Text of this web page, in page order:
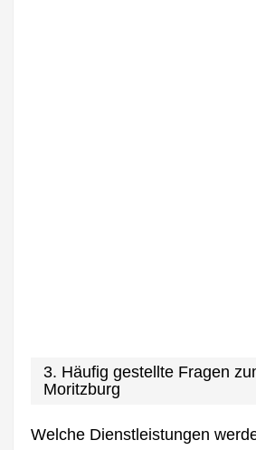
3. Häufig gestellte Fragen
Moritzburg
Welche Dienstleistungen